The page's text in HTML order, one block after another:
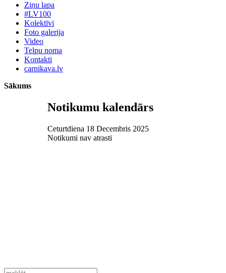
Ziņu lapa
#LV100
Kolektīvi
Foto galerija
Video
Telpu noma
Kontakti
carnikava.lv
Sākums
Notikumu kalendārs
Ceturtdiena 18 Decembris 2025
Notikumi nav atrasti